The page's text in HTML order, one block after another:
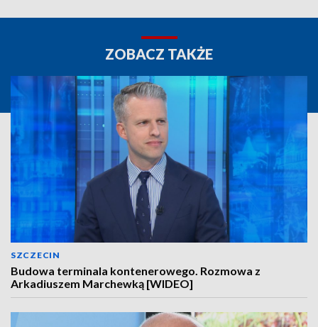
ZOBACZ TAKŻE
SZCZECIN
Budowa terminala kontenerowego. Rozmowa z
Arkadiuszem Marchewką [WIDEO]